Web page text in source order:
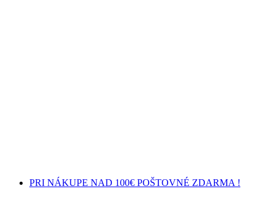
PRI NÁKUPE NAD 100€ POŠTOVNÉ ZDARMA !